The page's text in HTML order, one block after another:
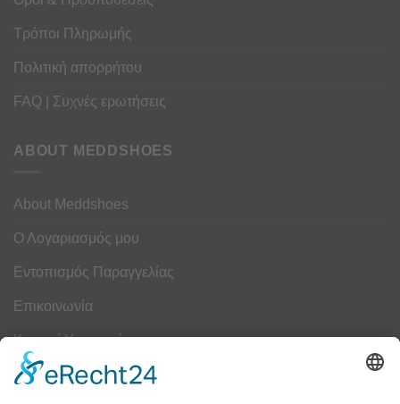
Τρόποι Πληρωμής
Πολιτική απορρήτου
FAQ | Συχνές ερωτήσεις
ABOUT MEDDSHOES
About Meddshoes
Ο Λογαριασμός μου
Εντοπισμός Παραγγελίας
Επικοινωνία
Κουμπί Υπαναχώρησης
ΟΔΗΓΟΣ ΜΕΓΕΘΩΝ